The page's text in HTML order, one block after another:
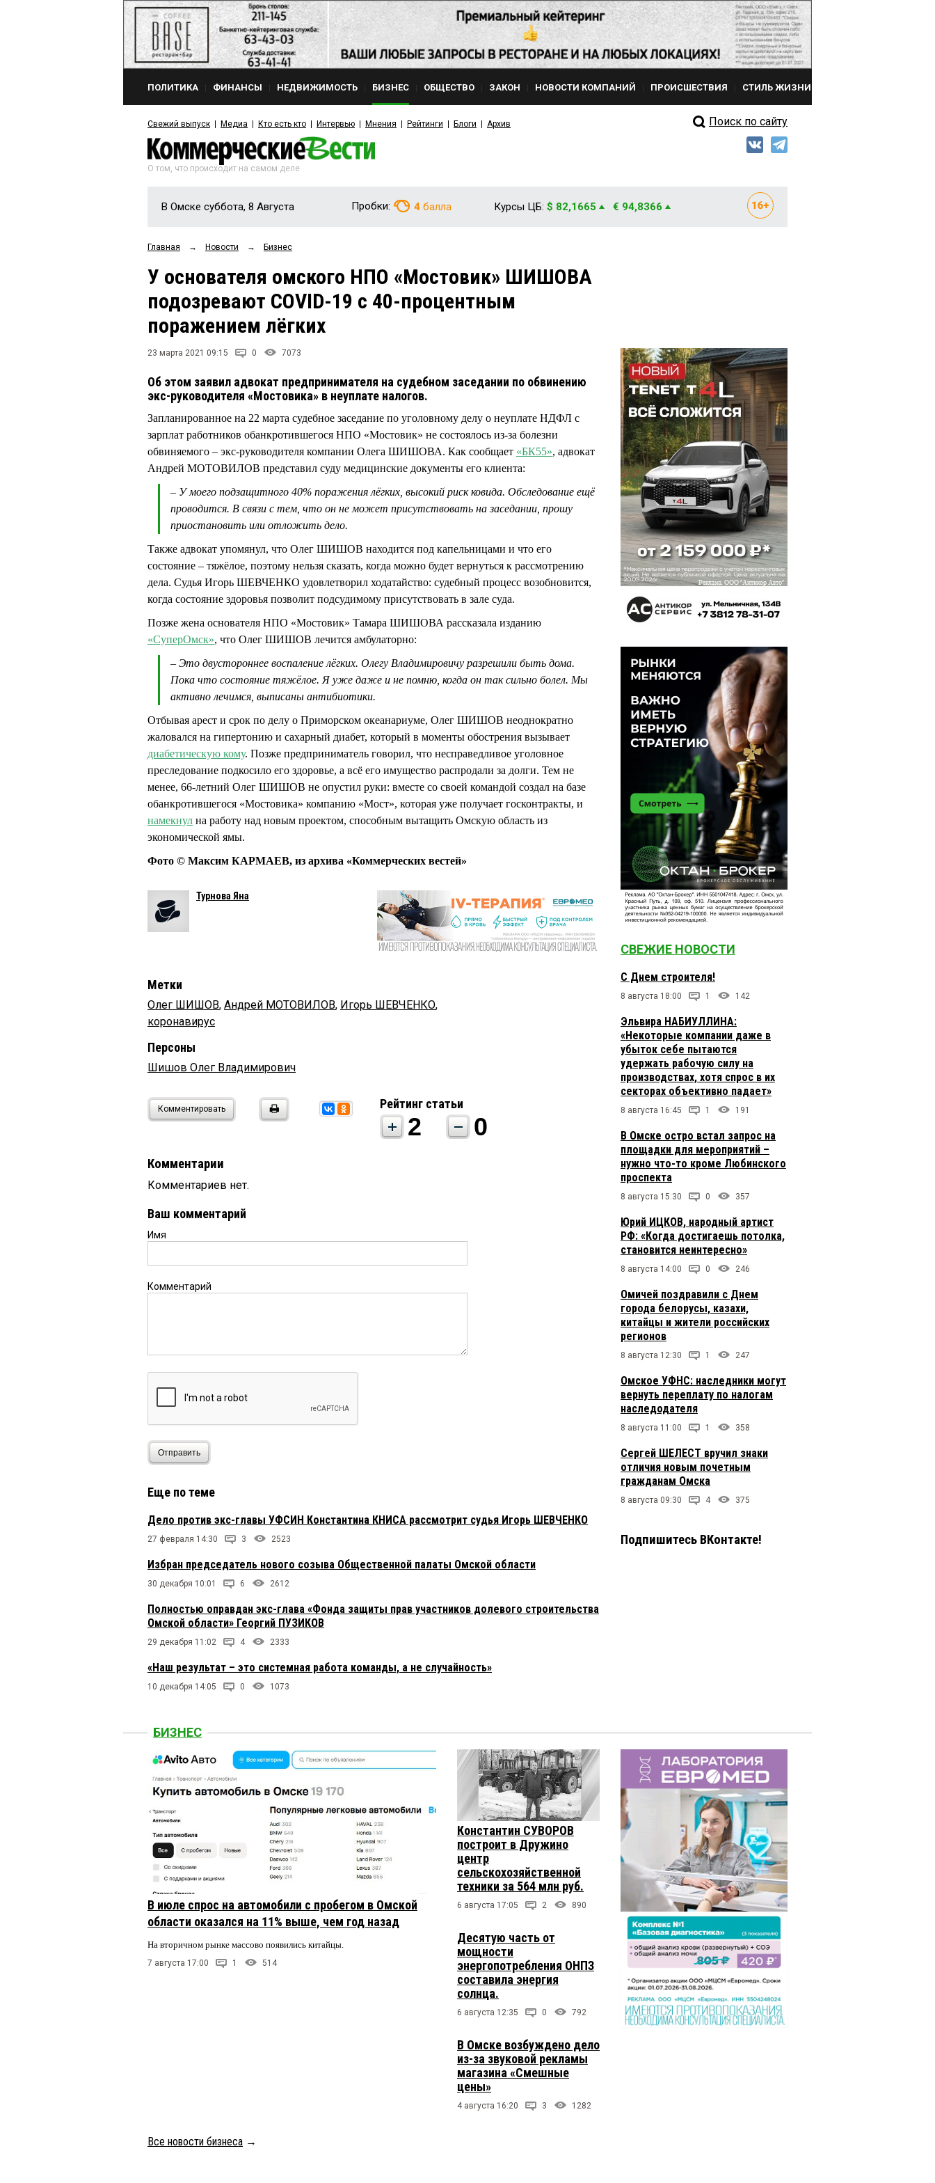
ПОЛИТИКА ФИНАНСЫ НЕДВИЖИМОСТЬ БИЗНЕС ОБЩЕСТВО ЗАКОН НОВОСТИ КОМПАНИЙ ПРОИСШЕСТВИЯ СТИЛЬ ЖИЗНИ
Свежий выпуск Медиа Кто есть кто Интервью Мнения Рейтинги Блоги Архив Поиск по сайту
О том, что происходит на самом деле
В Омске суббота, 8 Августа Пробки: 4 балла Курсы ЦБ: $ 82,1665 € 94,8366
Главная → Новости → Бизнес
У основателя омского НПО «Мостовик» ШИШОВА
подозревают COVID-19 с 40-процентным
поражением лёгких
23 марта 2021 09:15 0 7073
Об этом заявил адвокат предпринимателя на судебном заседании по обвинению
экс-руководителя «Мостовика» в неуплате налогов.
Запланированное на 22 марта судебное заседание по уголовному делу о неуплате НДФЛ с
зарплат работников обанкротившегося НПО «Мостовик» не состоялось из-за болезни
обвиняемого – экс-руководителя компании Олега ШИШОВА. Как сообщает «БК55», адвокат
Андрей МОТОВИЛОВ представил суду медицинские документы его клиента:
– У моего подзащитного 40% поражения лёгких, высокий риск ковида. Обследование ещё
проводится. В связи с тем, что он не может присутствовать на заседании, прошу
приостановить или отложить дело.
Также адвокат упомянул, что Олег ШИШОВ находится под капельницами и что его
состояние – тяжёлое, поэтому нельзя сказать, когда можно будет вернуться к рассмотрению
дела. Судья Игорь ШЕВЧЕНКО удовлетворил ходатайство: судебный процесс возобновится,
когда состояние здоровья позволит подсудимому присутствовать в зале суда.
Позже жена основателя НПО «Мостовик» Тамара ШИШОВА рассказала изданию
«СуперОмск», что Олег ШИШОВ лечится амбулаторно:
– Это двустороннее воспаление лёгких. Олегу Владимировичу разрешили быть дома.
Пока что состояние тяжёлое. Я уже даже и не помню, когда он так сильно болел. Мы
активно лечимся, выписаны антибиотики.
Отбывая арест и срок по делу о Приморском океанариуме, Олег ШИШОВ неоднократно
жаловался на гипертонию и сахарный диабет, который в моменты обострения вызывает
диабетическую кому. Позже предприниматель говорил, что несправедливое уголовное
преследование подкосило его здоровье, а всё его имущество распродали за долги. Тем не
менее, 66-летний Олег ШИШОВ не опустил руки: вместе со своей командой создал на базе
обанкротившегося «Мостовика» компанию «Мост», которая уже получает госконтракты, и
намекнул на работу над новым проектом, способным вытащить Омскую область из
экономической ямы.
Фото © Максим КАРМАЕВ, из архива «Коммерческих вестей»
Турнова Яна
Метки
Олег ШИШОВ, Андрей МОТОВИЛОВ, Игорь ШЕВЧЕНКО,
коронавирус
Персоны
Шишов Олег Владимирович
Комментировать Рейтинг статьи
2 0
Комментарии
Комментариев нет.
Ваш комментарий
Имя
Комментарий
Отправить
Еще по теме
Дело против экс-главы УФСИН Константина КНИСА рассмотрит судья Игорь ШЕВЧЕНКО
27 февраля 14:30 3 2523
Избран председатель нового созыва Общественной палаты Омской области
30 декабря 10:01 6 2612
Полностью оправдан экс-глава «Фонда защиты прав участников долевого строительства
Омской области» Георгий ПУЗИКОВ
29 декабря 11:02 4 2333
«Наш результат – это системная работа команды, а не случайность»
10 декабря 14:05 0 1073
СВЕЖИЕ НОВОСТИ
С Днем строителя!
8 августа 18:00 1 142
Эльвира НАБИУЛЛИНА:
«Некоторые компании даже в
убыток себе пытаются
удержать рабочую силу на
производствах, хотя спрос в их
секторах объективно падает»
8 августа 16:45 1 191
В Омске остро встал запрос на
площадки для мероприятий –
нужно что-то кроме Любинского
проспекта
8 августа 15:30 0 357
Юрий ИЦКОВ, народный артист
РФ: «Когда достигаешь потолка,
становится неинтересно»
8 августа 14:00 0 246
Омичей поздравили с Днем
города белорусы, казахи,
китайцы и жители российских
регионов
8 августа 12:30 1 247
Омское УФНС: наследники могут
вернуть переплату по налогам
наследодателя
8 августа 11:00 1 358
Сергей ШЕЛЕСТ вручил знаки
отличия новым почетным
гражданам Омска
8 августа 09:30 4 375
Подпишитесь ВКонтакте!
БИЗНЕС
В июле спрос на автомобили с пробегом в Омской
области оказался на 11% выше, чем год назад
На вторичном рынке массово появились китайцы.
7 августа 17:00 1 514
Константин СУВОРОВ
построит в Дружино
центр
сельскохозяйственной
техники за 564 млн руб.
6 августа 17:05 2 890
Десятую часть от
мощности
энергопотребления ОНПЗ
составила энергия
солнца.
6 августа 12:35 0 792
В Омске возбуждено дело
из-за звуковой рекламы
магазина «Смешные
цены»
4 августа 16:20 3 1282
Все новости бизнеса →